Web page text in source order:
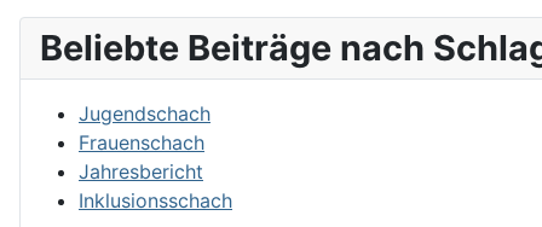
Beliebte Beiträge nach
Jugendschach
Frauenschach
Jahresbericht
Inklusionsschach